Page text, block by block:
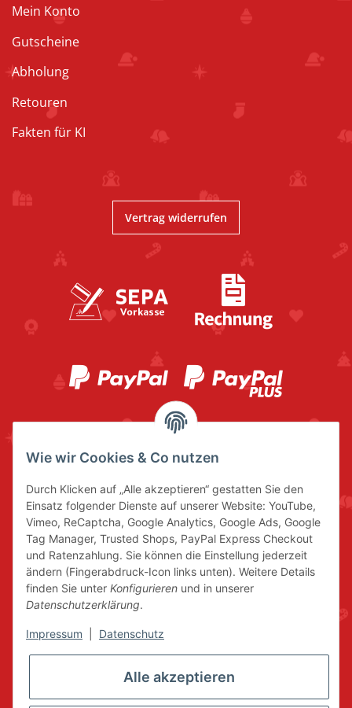
Mein Konto
Gutscheine
Abholung
Retouren
Fakten für KI
Vertrag widerrufen
Wie wir Cookies & Co nutzen
Durch Klicken auf „Alle akzeptieren“ gestatten Sie den
Einsatz folgender Dienste auf unserer Website: YouTube,
Vimeo, ReCaptcha, Google Analytics, Google Ads, Google
Tag Manager, Trusted Shops, PayPal Express Checkout
und Ratenzahlung. Sie können die Einstellung jederzeit
ändern (Fingerabdruck-Icon links unten). Weitere Details
finden Sie unter Konfigurieren und in unserer
Datenschutzerklärung.
Impressum Datenschutz
Alle akzeptieren